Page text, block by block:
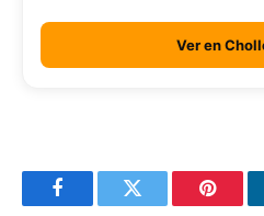
Ver en
FacebookTwitter